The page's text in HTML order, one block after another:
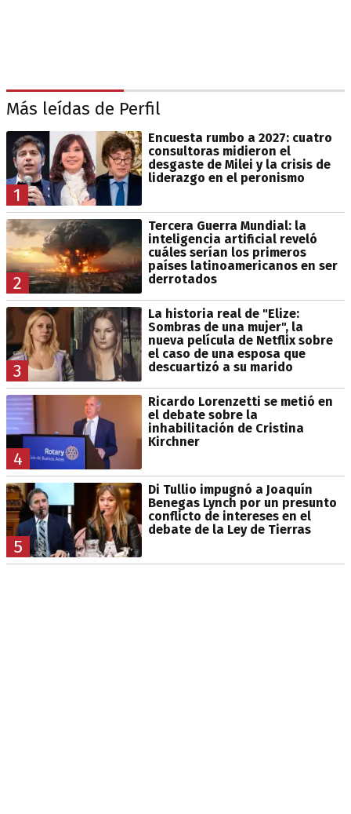
Más leídas de Perfil
1
Encuesta rumbo a 2027: cuatro
consultoras midieron el
desgaste de Milei y la crisis de
liderazgo en el peronismo
2
Tercera Guerra Mundial: la
inteligencia artificial reveló
cuáles serían los primeros
países latinoamericanos en ser
derrotados
3
La historia real de "Elize:
Sombras de una mujer", la
nueva película de Netflix sobre
el caso de una esposa que
descuartizó a su marido
4
Ricardo Lorenzetti se metió en
el debate sobre la
inhabilitación de Cristina
Kirchner
5
Di Tullio impugnó a Joaquín
Benegas Lynch por un presunto
conflicto de intereses en el
debate de la Ley de Tierras